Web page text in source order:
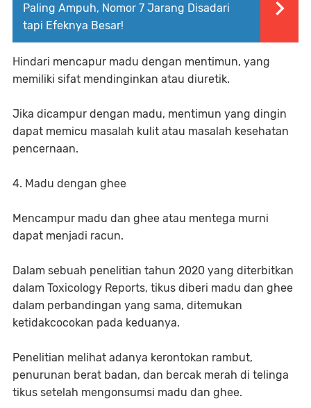
Paling Ampuh, Nomor 7 Jarang Disadari
tapi Efeknya Besar!
Hindari mencapur madu dengan mentimun, yang
memiliki sifat mendinginkan atau diuretik.
Jika dicampur dengan madu, mentimun yang dingin
dapat memicu masalah kulit atau masalah kesehatan
pencernaan.
4. Madu dengan ghee
Mencampur madu dan ghee atau mentega murni
dapat menjadi racun.
Dalam sebuah penelitian tahun 2020 yang diterbitkan
dalam Toxicology Reports, tikus diberi madu dan ghee
dalam perbandingan yang sama, ditemukan
ketidakcocokan pada keduanya.
Penelitian melihat adanya kerontokan rambut,
penurunan berat badan, dan bercak merah di telinga
tikus setelah mengonsumsi madu dan ghee.